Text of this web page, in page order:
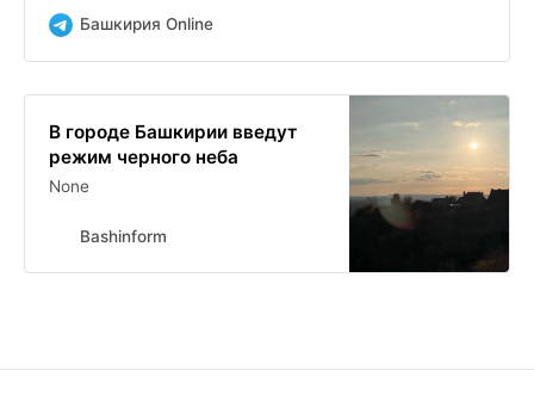
Башкирия Online
В городе Башкирии введут
режим черного неба
None
Bashinform